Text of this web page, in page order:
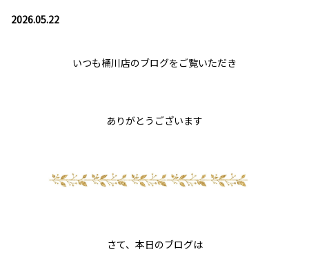
2026.05.22
いつも桶川店のブログをご覧いただき
ありがとうございます
さて、本日のブログは